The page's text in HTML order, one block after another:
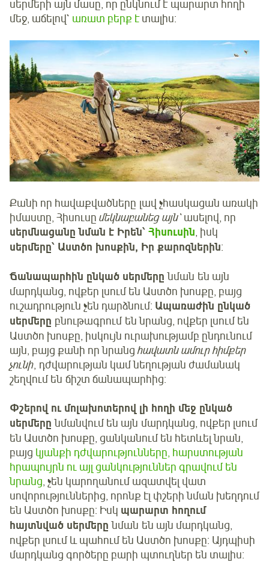
սերմերի այն մասը, որ ընկնում է պարարտ հողի
մեջ, աճելով` առատ բերք էտալիս:
Քանի որ հավաքվածները լավ չհասկացան առակի
իմաստը, Հիսուսը մեկնաբանեց այն՝ասելով, որ
սերմնացանը նման է Իրեն՝ Հիսուսին, իսկ
սերմերը՝ Աստծո խոսքին, Իր քարոզներին:
Ճանապարհին ընկած սերմերը նման են այն
մարդկանց, ովքեր լսում են Աստծո խոսքը, բայց
ուշադրություն չեն դարձնում: Ապառաժին ընկած
սերմերը բնութագրում են նրանց, ովքեր լսում են
Աստծո խոսքը, իսկույն ուրախությամբ ընդունում
այն, բայց քանի որ նրանցհավատն ամուր հիմքեր
չունի, դժվարության կամ նեղության ժամանակ
շեղվում են ճիշտ ճանապարհից:
Փշերով ու մոլախոտերով լի հողի մեջ ընկած
սերմերը նմանվում են այն մարդկանց, ովքեր լսում
են Աստծո խոսքը, ցանկանում են հետևել նրան,
բայց կյանքի դժվարությունները, հարստության
հրապույրն ու այլ ցանկություններ գրավում են
նրանց, չեն կարողանում ազատվել վատ
սովորություններից, որոնք էլ փշերի նման խեղդում
են Աստծո խոսքը: Իսկ պարարտ հողում
հայտնված սերմերը նման են այն մարդկանց,
ովքեր լսում և պահում են Աստծո խոսքը: Այդպիսի
մարդկանց գործերը բարի պտուղներ են տալիս: